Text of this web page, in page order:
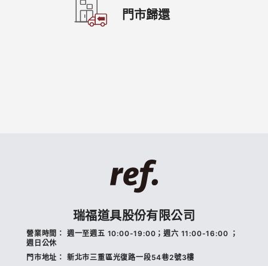
門市歸還
瑞福道具股份有限公司
營業時間： 週一至週五 10:00-19:00；週六 11:00-16:00 ；
週日公休
門市地址： 新北市三重區光復路一段54巷2號3樓